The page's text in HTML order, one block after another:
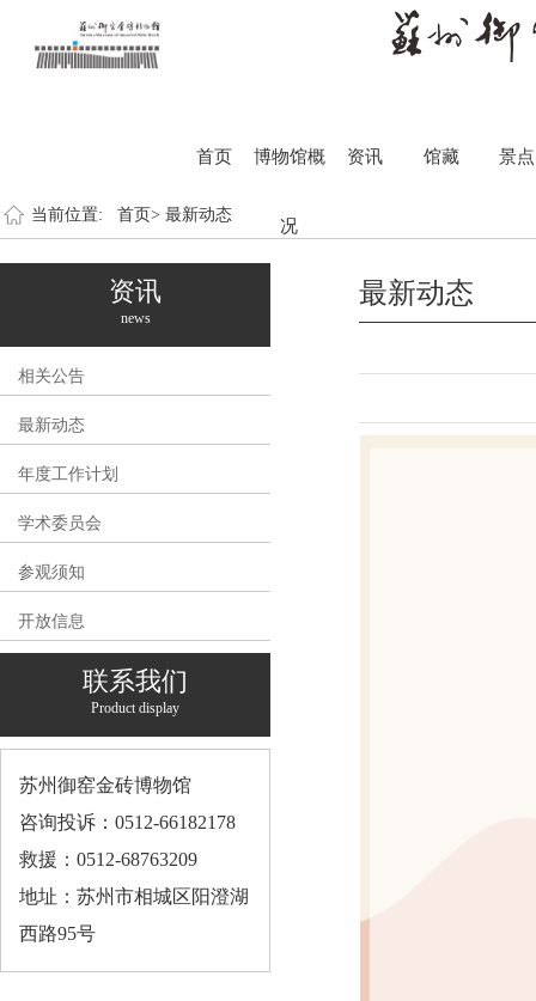
首页 博物馆概
况
资讯 馆藏 景点
当前位置: 首页> 最新动态
资讯
news
相关公告
最新动态
年度工作计划
学术委员会
参观须知
开放信息
联系我们
Product display
苏州御窑金砖博物馆
咨询投诉：0512-66182178
救援：0512-68763209
地址：苏州市相城区阳澄湖
西路95号
最新动态